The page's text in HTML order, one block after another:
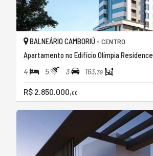
BALNEÁRIO CAMBORIÚ - CENTRO
Apartamento no Edifício Olímpia Residence
4 5 3 163,39
R$ 2.850.000,00